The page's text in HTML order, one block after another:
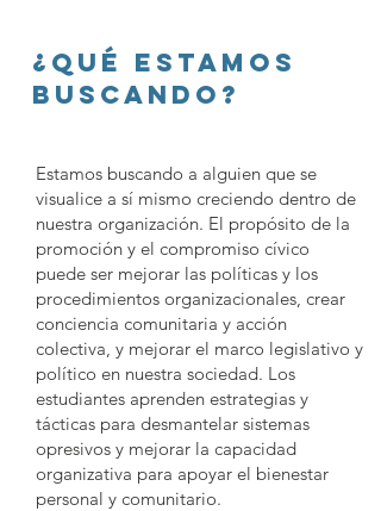
¿Qué estamos
buscando?
Estamos buscando a alguien que se
visualice a sí mismo creciendo dentro de
nuestra organización. El propósito de la
promoción y el compromiso cívico
puede ser mejorar las políticas y los
procedimientos organizacionales, crear
conciencia comunitaria y acción
colectiva, y mejorar el marco legislativo y
político en nuestra sociedad. Los
estudiantes aprenden estrategias y
tácticas para desmantelar sistemas
opresivos y mejorar la capacidad
organizativa para apoyar el bienestar
personal y comunitario.